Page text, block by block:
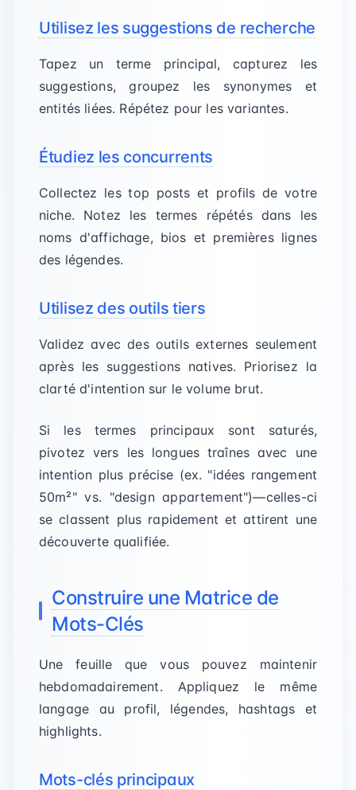
Utilisez les suggestions de recherche
Tapez un terme principal, capturez les
suggestions, groupez les synonymes et
entités liées. Répétez pour les variantes.
Étudiez les concurrents
Collectez les top posts et profils de votre
niche. Notez les termes répétés dans les
noms d'affichage, bios et premières lignes
des légendes.
Utilisez des outils tiers
Validez avec des outils externes seulement
après les suggestions natives. Priorisez la
clarté d'intention sur le volume brut.
Si les termes principaux sont saturés,
pivotez vers les longues traînes avec une
intention plus précise (ex. "idées rangement
50m²" vs. "design appartement")—celles-ci
se classent plus rapidement et attirent une
découverte qualifiée.
Construire une Matrice de
Mots-Clés
Une feuille que vous pouvez maintenir
hebdomadairement. Appliquez le même
langage au profil, légendes, hashtags et
highlights.
Mots-clés principaux